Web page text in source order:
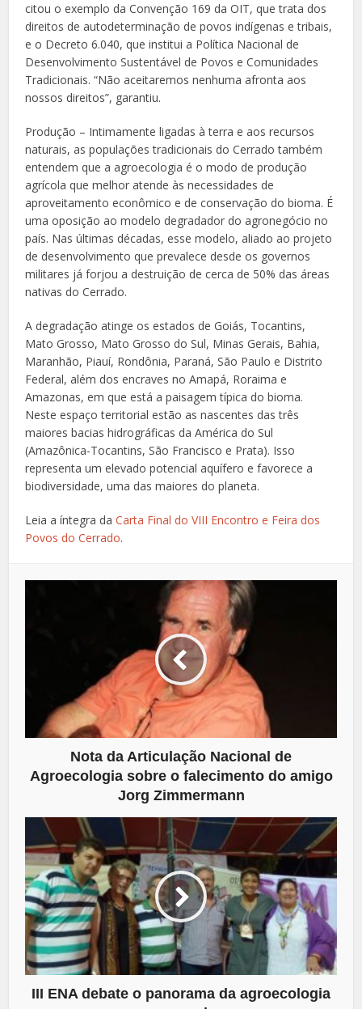
citou o exemplo da Convenção 169 da OIT, que trata dos
direitos de autodeterminação de povos indígenas e tribais,
e o Decreto 6.040, que institui a Política Nacional de
Desenvolvimento Sustentável de Povos e Comunidades
Tradicionais. “Não aceitaremos nenhuma afronta aos
nossos direitos”, garantiu.
Produção – Intimamente ligadas à terra e aos recursos
naturais, as populações tradicionais do Cerrado também
entendem que a agroecologia é o modo de produção
agrícola que melhor atende às necessidades de
aproveitamento econômico e de conservação do bioma. É
uma oposição ao modelo degradador do agronegócio no
país. Nas últimas décadas, esse modelo, aliado ao projeto
de desenvolvimento que prevalece desde os governos
militares já forjou a destruição de cerca de 50% das áreas
nativas do Cerrado.
A degradação atinge os estados de Goiás, Tocantins,
Mato Grosso, Mato Grosso do Sul, Minas Gerais, Bahia,
Maranhão, Piauí, Rondônia, Paraná, São Paulo e Distrito
Federal, além dos encraves no Amapá, Roraima e
Amazonas, em que está a paisagem típica do bioma.
Neste espaço territorial estão as nascentes das três
maiores bacias hidrográficas da América do Sul
(Amazônica-Tocantins, São Francisco e Prata). Isso
representa um elevado potencial aquífero e favorece a
biodiversidade, uma das maiores do planeta.
Leia a íntegra daCarta Final do VIII Encontro e Feira dos
Povos do Cerrado.
Nota da Articulação Nacional de
Agroecologia sobre o falecimento do amigo
Jorg Zimmermann
III ENA debate o panorama da agroecologia